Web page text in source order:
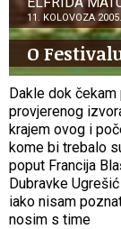
11. KOLOVOZA 2005.
O
Dakle dok
provjerenog
krajem ovog i
kome bi trebalo
poput Francija
Dubravke
iako nisam
nosim s time